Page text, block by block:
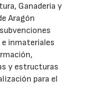
Ganadería y
Aragón
inmateriales
y estructuras
para el